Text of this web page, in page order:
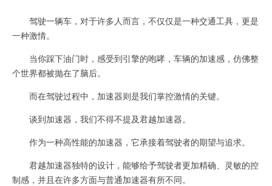
驾驶一辆车，对于许多人而言，不仅仅是一种交通工具，更是
一种激情。
当你踩下油门时，感受到引擎的咆哮，车辆的加速感，仿佛整
个世界都被抛在了脑后。
而在驾驶过程中，加速器则是我们掌控激情的关键。
谈到加速器，我们不得不提及君越加速器。
作为一种高性能的加速器，它承接着驾驶者的期望与追求。
君越加速器独特的设计，能够给予驾驶者更加精确、灵敏的控
制感，并且在许多方面与普通加速器有所不同。